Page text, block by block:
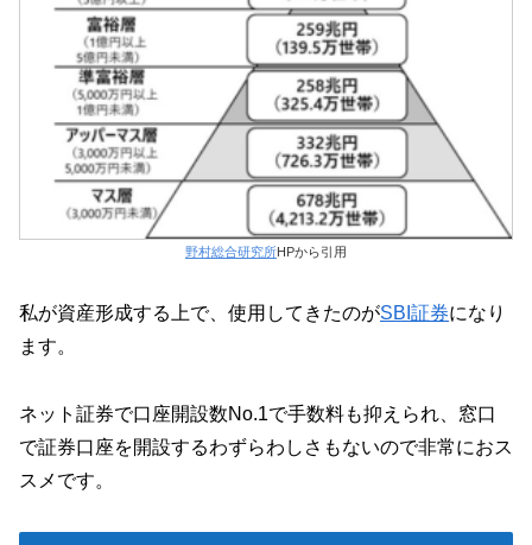
野村総合研究所HPから引用
私が資産形成する上で、使用してきたのがSBI証券になり
ます。
ネット証券で口座開設数No.1で手数料も抑えられ、窓口
で証券口座を開設するわずらわしさもないので非常におス
スメです。